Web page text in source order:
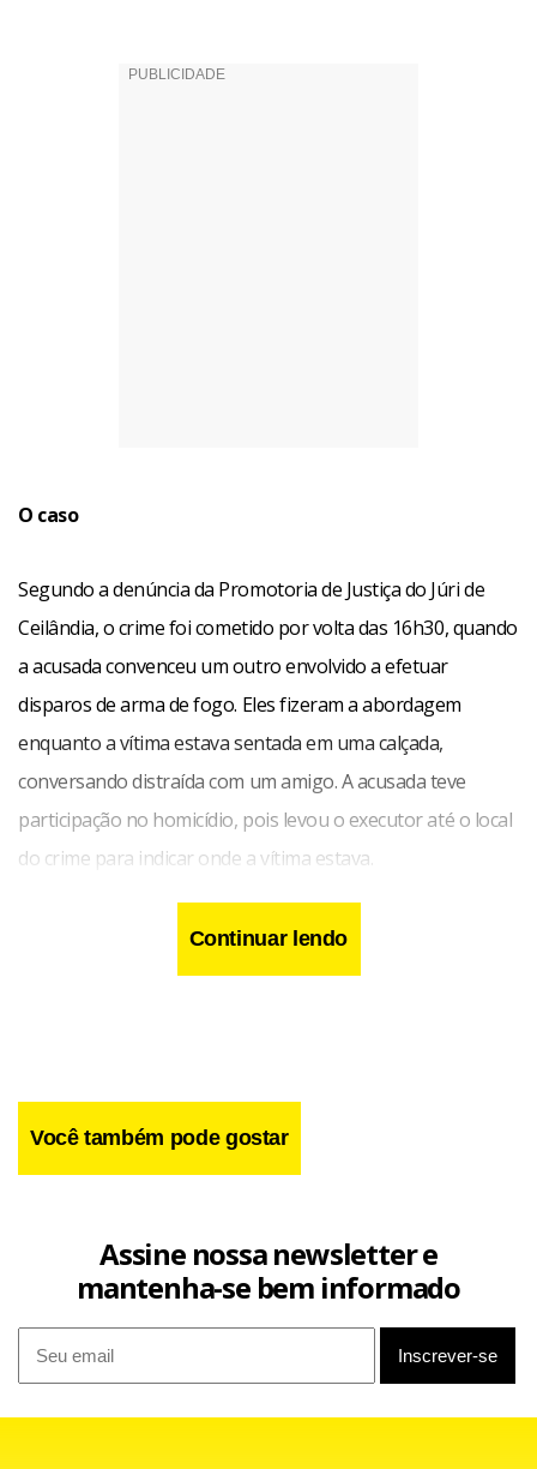
O caso
Segundo a denúncia da Promotoria de Justiça do Júri de
Ceilândia, o crime foi cometido por volta das 16h30, quando
a acusada convenceu um outro envolvido a efetuar
disparos de arma de fogo. Eles fizeram a abordagem
enquanto a vítima estava sentada em uma calçada,
conversando distraída com um amigo. A acusada teve
participação no homicídio, pois levou o executor até o local
do crime para indicar onde a vítima estava.
A denunciada teria descoberto, no dia do crime, que
Continuar lendo
Você também pode gostar
Assine nossa newsletter e
mantenha-se bem informado